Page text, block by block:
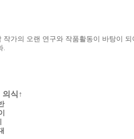
작가의 오랜 연구와 작품활동이 바탕이
.
식↑